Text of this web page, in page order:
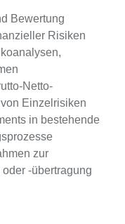
Bewertung
Risiken
Netto-
Einzelrisiken
in bestehende
zur
-übertragung